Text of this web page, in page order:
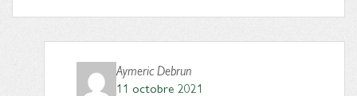
Aymeric Debrun
11 octobre 2021